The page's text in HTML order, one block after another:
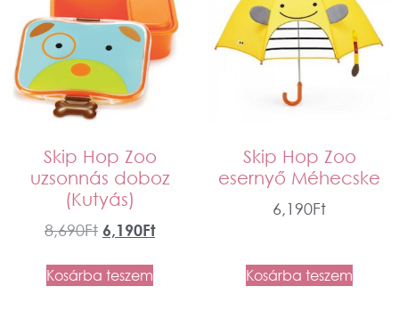
Skip Hop Zoo
uzsonnás doboz
(Kutyás)
8,690Ft 6,190Ft
Kosárba teszem
Skip Hop Zoo
esernyő Méhecske
6,190Ft
Kosárba teszem